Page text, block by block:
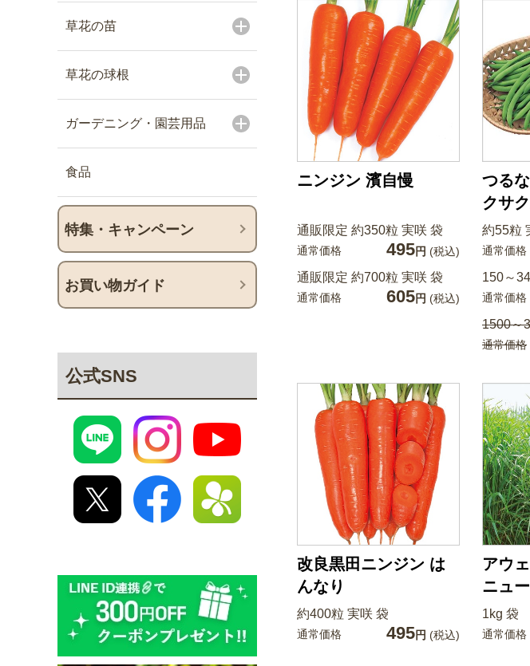
草花の苗
草花の球根
ガーデニング・園芸用品
食品
特集・キャンペーン
お買い物ガイド
公式SNS
ニンジン 濱自慢
通販限定 約350粒 実咲 袋
通常価格 495円 (税込)
通販限定 約700粒 実咲 袋
通常価格 605円 (税込)
つる
クサ
約55粒
通常価格
150～
通常価格
1500～
通常価格
改良黒田ニンジン は
んなり
約400粒 実咲 袋
通常価格 495円 (税込)
アウ
ニュ
1kg 袋
通常価格